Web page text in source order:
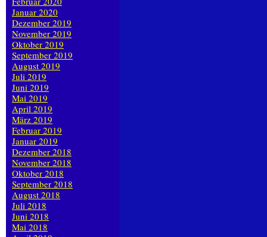
Januar 2020
Dezember 2019
November 2019
Oktober 2019
September 2019
August 2019
Juli 2019
Juni 2019
Mai 2019
April 2019
März 2019
Februar 2019
Januar 2019
Dezember 2018
November 2018
Oktober 2018
September 2018
August 2018
Juli 2018
Juni 2018
Mai 2018